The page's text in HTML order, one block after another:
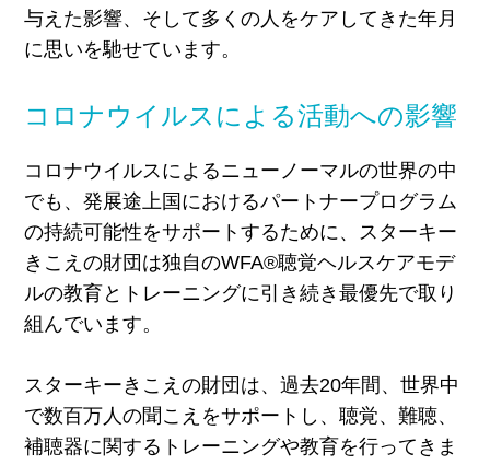
与えた影響、そして多くの人をケアしてきた年月
に思いを馳せています。
コロナウイルスによる活動への影響
コロナウイルスによるニューノーマルの世界の中
でも、発展途上国におけるパートナープログラム
の持続可能性をサポートするために、スターキー
きこえの財団は独自のWFA®聴覚ヘルスケアモデ
ルの教育とトレーニングに引き続き最優先で取り
組んでいます。
スターキーきこえの財団は、過去20年間、世界中
で数百万人の聞こえをサポートし、聴覚、難聴、
補聴器に関するトレーニングや教育を行ってきま